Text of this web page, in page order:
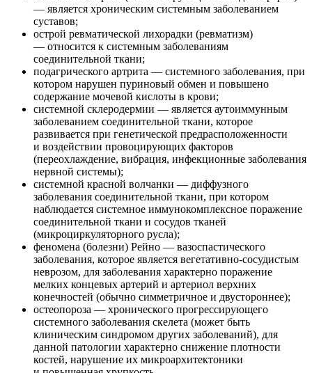
— является хроническим системным заболеванием
суставов;
острой ревматической лихорадки (ревматизм)
— относится к системным заболеваниям
соединительной ткани;
подагрического артрита — системного заболевания, при
котором нарушен пуриновый обмен и повышено
содержание мочевой кислоты в крови;
системной склеродермии — является аутоиммунным
заболеванием соединительной ткани, которое
развивается при генетической предрасположенности
и воздействии провоцирующих факторов
(переохлаждение, вибрация, инфекционные заболевания
нервной системы);
системной красной волчанки — диффузного
заболевания соединительной ткани, при котором
наблюдается системное иммунокомплексное поражение
соединительной ткани и сосудов тканей
(микроциркуляторного русла);
феномена (болезни) Рейно — вазоспастического
заболевания, которое является вегетативно-сосудистым
неврозом, для заболевания характерно поражение
мелких концевых артерий и артериол верхних
конечностей (обычно симметричное и двустороннее);
остеопороза — хронического прогрессирующего
системного заболевания скелета (может быть
клиническим синдромом других заболеваний), для
данной патологии характерно снижение плотности
костей, нарушение их микроархитектоники